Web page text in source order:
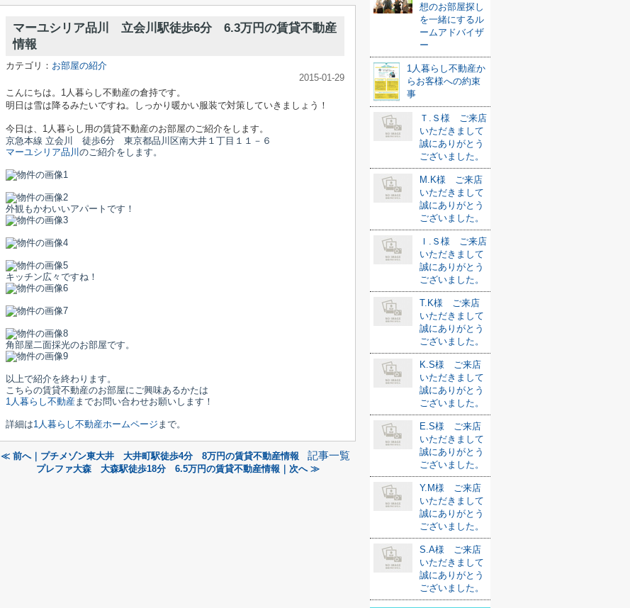
マーユシリア品川 立会川駅徒歩6分 6.3万円の賃貸不動産
情報
カテゴリ： お部屋の紹介
2015-01-29
こんにちは。1人暮らし不動産の倉持です。
明日は雪は降るみたいですね。しっかり暖かい服装で対策していきましょう！
今日は、1人暮らし用の賃貸不動産のお部屋のご紹介をします。
京急本線 立会川 徒歩6分 東京都品川区南大井１丁目１１－６
マーユシリア品川 のご紹介をします。
外観もかわいいアパートです！
キッチン広々ですね！
角部屋二面採光のお部屋です。
以上で紹介を終わります。
こちらの賃貸不動産のお部屋にご興味あるかたは
1人暮らし不動産までお問い合わせお願いします！
詳細は1人暮らし不動産ホームページ まで。
≪ 前へ｜プチメゾン東大井 大井町駅徒歩4分 8万円の賃貸不動産情報 記事一覧
プレファ大森 大森駅徒歩18分 6.5万円の賃貸不動産情報｜次へ ≫
想のお部屋探し
を一緒にするル
ームアドバイザ
ー
1人暮らし不動産か
らお客様への約束
事
Ｔ.Ｓ様 ご来店
いただきまして
誠にありがとう
ございました。
M.K様 ご来店
いただきまして
誠にありがとう
ございました。
Ｉ.Ｓ様 ご来店
いただきまして
誠にありがとう
ございました。
T.K様 ご来店
いただきまして
誠にありがとう
ございました。
K.S様 ご来店
いただきまして
誠にありがとう
ございました。
E.S様 ご来店
いただきまして
誠にありがとう
ございました。
Y.M様 ご来店
いただきまして
誠にありがとう
ございました。
S.A様 ご来店
いただきまして
誠にありがとう
ございました。